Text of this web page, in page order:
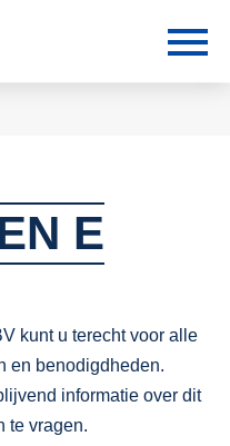
E
kunt u terecht voor alle
en benodigdheden.
informatie over dit
te vragen.